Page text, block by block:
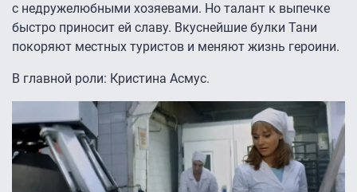
с недружелюбными хозяевами. Но талант к выпечке
быстро приносит ей славу. Вкуснейшие булки Тани
покоряют местных туристов и меняют жизнь героини.
В главной роли: Кристина Асмус.